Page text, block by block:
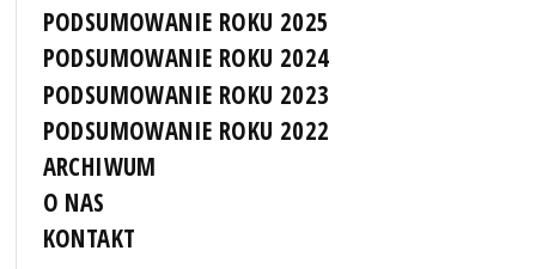
PODSUMOWANIE ROKU 2025
PODSUMOWANIE ROKU 2024
PODSUMOWANIE ROKU 2023
PODSUMOWANIE ROKU 2022
ARCHIWUM
O NAS
KONTAKT